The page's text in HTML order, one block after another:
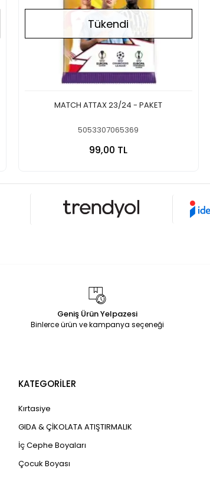
Tükendi
MATCH ATTAX 23/24 - PAKET
5053307065369
99,00 TL
Geniş Ürün Yelpazesi
Binlerce ürün ve kampanya seçeneği
KATEGORİLER
Kırtasiye
GIDA & ÇİKOLATA ATIŞTIRMALIK
İç Cephe Boyaları
Çocuk Boyası